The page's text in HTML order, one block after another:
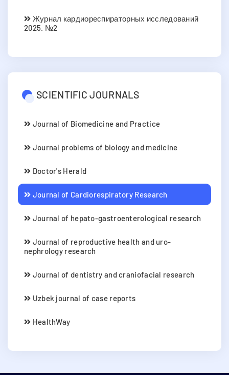
Журнал кардиореспираторных исследований
2025. №2
SCIENTIFIC JOURNALS
Journal of Biomedicine and Practice
Journal problems of biology and medicine
Doctor's Herald
Journal of Cardiorespiratory Research
Journal of hepato-gastroenterological research
Journal of reproductive health and uro-
nephrology research
Journal of dentistry and craniofacial research
Uzbek journal of case reports
HealthWay